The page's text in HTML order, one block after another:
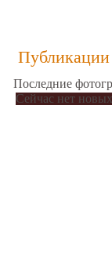
Публикации
Последние
Сейчас нет